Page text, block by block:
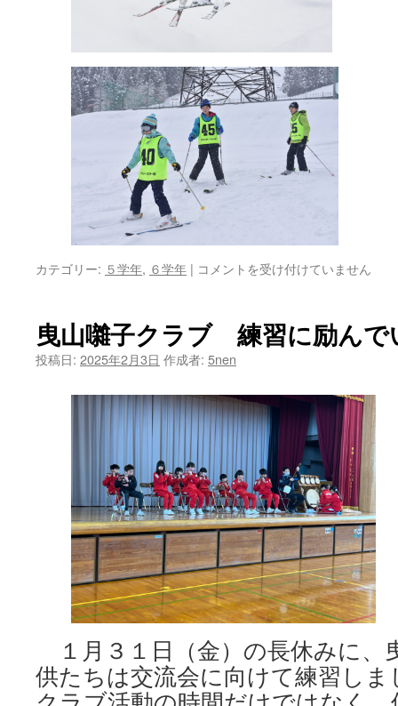
カテゴリー: ５学年, ６学年 | ５，
ス
キ
ー
習
は
コメントを受け付けていません
曳山囃子クラブ 練習に励んで
投稿日: 2025年2月3日 作成者: 5nen
１月３１日（金）の長休みに、
供たちは交流会に向けて練習し